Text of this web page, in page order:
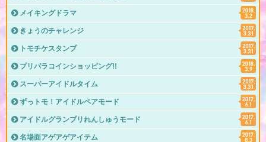
メイキングドラマ
きょうのチャレンジ
トモチケスタンプ
プリパラコインショッピング!!
スーパーアイドルタイム
ずっトモ！アイドルペアモード
アイドルグランプリれんしゅうモード
名場面アゲアゲアイテム